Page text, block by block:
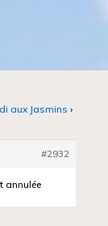
aux Jasmins ›
#2932
annulée